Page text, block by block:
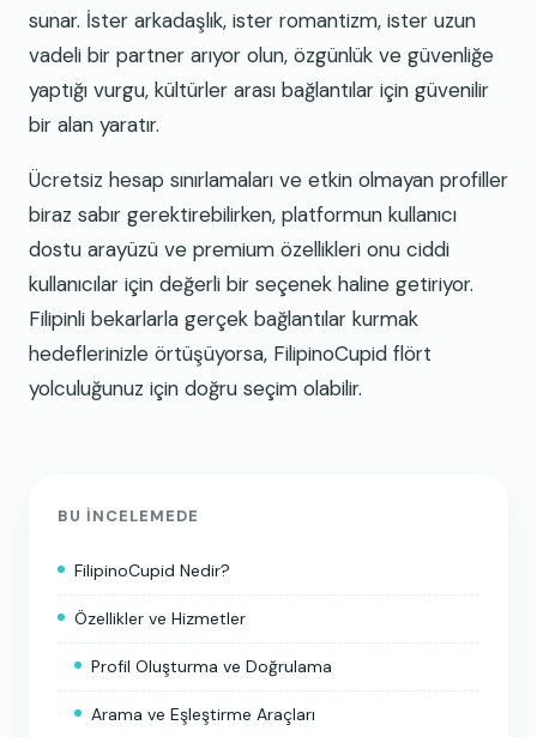
sunar. İster arkadaşlık, ister romantizm, ister uzun
vadeli bir partner arıyor olun, özgünlük ve güvenliğe
yaptığı vurgu, kültürler arası bağlantılar için güvenilir
bir alan yaratır.
Ücretsiz hesap sınırlamaları ve etkin olmayan profiller
biraz sabır gerektirebilirken, platformun kullanıcı
dostu arayüzü ve premium özellikleri onu ciddi
kullanıcılar için değerli bir seçenek haline getiriyor.
Filipinli bekarlarla gerçek bağlantılar kurmak
hedeflerinizle örtüşüyorsa, FilipinoCupid flört
yolculuğunuz için doğru seçim olabilir.
BU INCELEMEDE
FilipinoCupid Nedir?
Özellikler ve Hizmetler
Profil Oluşturma ve Doğrulama
Arama ve Eşleştirme Araçları